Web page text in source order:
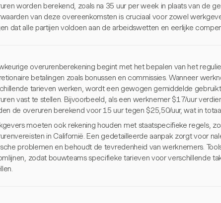
worden berekend, zoals na 35 uur per week in plaats van de
van deze overeenkomsten is cruciaal voor zowel
dat alle partijen voldoen aan de arbeidswetten en eerlijke
overurenberekening begint met het bepalen van het
betalingen zoals bonussen en commissies. Wanneer
tarieven werken, wordt een gewogen gemiddelde
vast te stellen. Bijvoorbeeld, als een werknemer $17/uur
de overuren berekend voor 15 uur tegen $25,50/uur, wat in
moeten ook rekening houden met staatspecifieke regels,
in Californië. Een gedetailleerde aanpak zorgt voor
problemen en behoudt de tevredenheid van werknemers.
zodat bouwteams specifieke tarieven voor verschillende